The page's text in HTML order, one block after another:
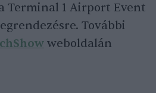
Terminal 1 Airport Event
További
weboldalán